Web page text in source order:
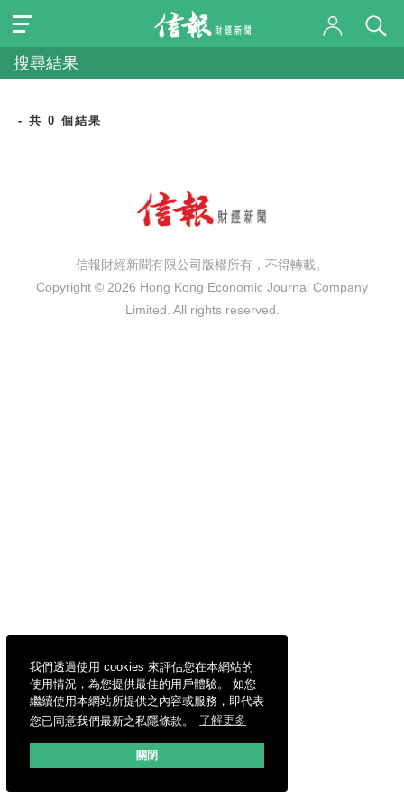
我們透過使用 cookies 來評估您在本網站的
使用情況，為您提供最佳的用戶體驗。 如您
繼續使用本網站所提供之內容或服務，即代表
您已同意我們最新之私隱條款。
了解更多
關閉
搜尋結果
- 共 0 個結果
信報財經新聞有限公司版權所有，不得轉載。
Copyright © 2026 Hong Kong Economic Journal Company
Limited. All rights reserved.